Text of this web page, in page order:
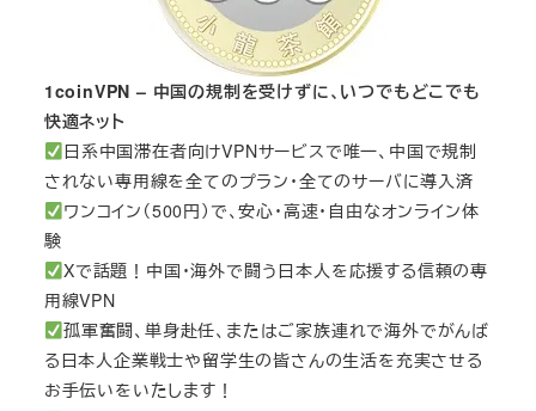
1coinVPN – 中国の規制を受けずに、いつでもどこでも
快適ネット
日系中国滞在者向けVPNサービスで唯一、中国で規制
されない専用線を全てのプラン・全てのサーバに導入済
ワンコイン（500円）で、安心・高速・自由なオンライン体
験
Xで話題！中国・海外で闘う日本人を応援する信頼の専
用線VPN
孤軍奮闘、単身赴任、またはご家族連れで海外でがんば
る日本人企業戦士や留学生の皆さんの生活を充実させる
お手伝いをいたします！